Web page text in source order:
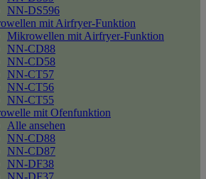
NN-DS596
mit Airfryer-Funktion
Mikrowellen mit Airfryer-Funktion
NN-CD88
NN-CD58
NN-CT57
NN-CT56
NN-CT55
mit Ofenfunktion
Alle ansehen
NN-CD88
NN-CD87
NN-DF38
NN-DF37